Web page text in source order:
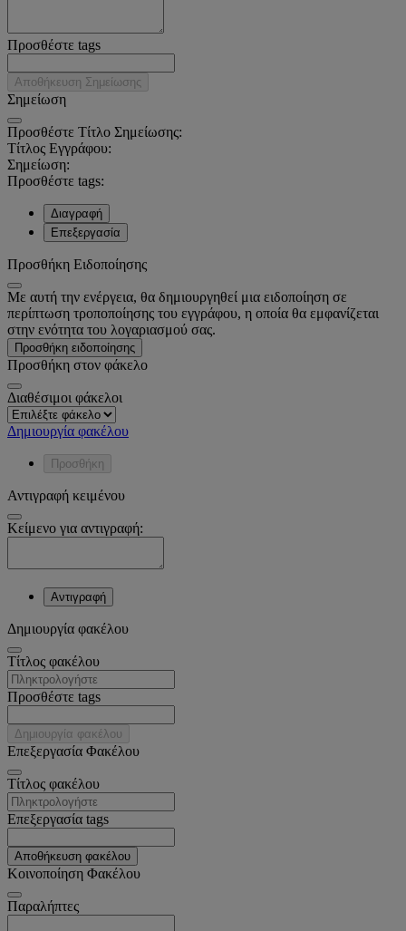
Προσθέστε tags
Αποθήκευση Σημείωσης
Σημείωση
Προσθέστε Τίτλο Σημείωσης:
Τίτλος Εγγράφου:
Σημείωση:
Προσθέστε tags:
Διαγραφή
Επεξεργασία
Προσθήκη Ειδοποίησης
Με αυτή την ενέργεια, θα δημιουργηθεί μια ειδοποίηση σε
περίπτωση τροποποίησης του εγγράφου, η οποία θα εμφανίζεται
στην ενότητα του λογαριασμού σας.
Προσθήκη ειδοποίησης
Προσθήκη στον φάκελο
Διαθέσιμοι φάκελοι
Δημιουργία φακέλου
Προσθήκη
Αντιγραφή κειμένου
Κείμενο για αντιγραφή:
Αντιγραφή
Δημιουργία φακέλου
Tίτλος φακέλου
Προσθέστε tags
Δημιουργία φακέλου
Επεξεργασία Φακέλου
Tίτλος φακέλου
Επεξεργασία tags
Αποθήκευση φακέλου
Κοινοποίηση Φακέλου
Παραλήπτες